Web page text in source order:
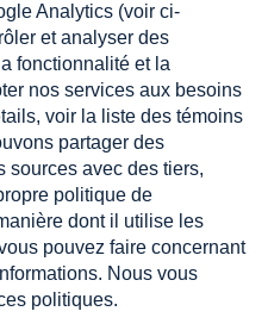
Analytics (voir ci-
et analyser des
fonctionnalité et la
nos services aux besoins
voir la liste des témoins
partager des
sources avec des tiers,
politique de
dont il utilise les
pouvez faire concernant
Nous vous
politiques.